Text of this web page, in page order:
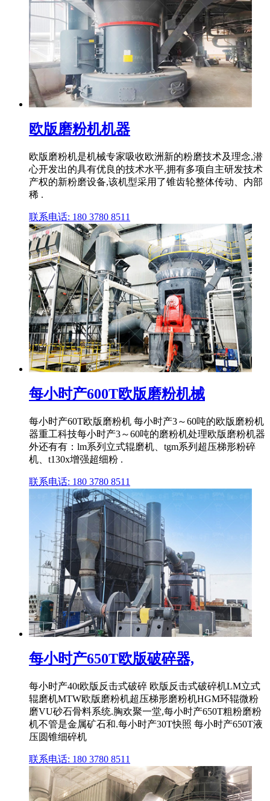
欧版磨粉机机器
欧版磨粉机是机械专家吸收欧洲新的粉磨技术及理念,潜
心开发出的具有优良的技术水平,拥有多项自主研发技术
产权的新粉磨设备,该机型采用了锥齿轮整体传动、内部
稀 .
联系电话: 180 3780 8511
每小时产600T欧版磨粉机械
每小时产60T欧版磨粉机 每小时产3～60吨的欧版磨粉机
器重工科技每小时产3～60吨的磨粉机处理欧版磨粉机器
外还有有：lm系列立式辊磨机、tgm系列超压梯形粉碎
机、t130x增强超细粉 .
联系电话: 180 3780 8511
每小时产650T欧版破碎器,
每小时产40t欧版反击式破碎 欧版反击式破碎机LM立式
辊磨机MTW欧版磨粉机超压梯形磨粉机HGM环辊微粉
磨VU砂石骨料系统.胸欢聚一堂,每小时产650T粗粉磨粉
机不管是金属矿石和.每小时产30T快照 每小时产650T液
压圆锥细碎机
联系电话: 180 3780 8511